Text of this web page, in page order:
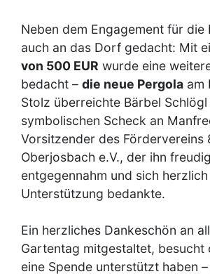
Neben dem Engagement für die
auch an das Dorf gedacht: Mit
von 500 EUR wurde eine
bedacht – die neue Pergola am
Stolz überreichte Bärbel Schlögl
symbolischen Scheck an
Vorsitzender des Fördervereins
Oberjosbach e.V., der ihn freudig
entgegennahm und sich
Unterstützung bedankte.
Ein herzliches Dankeschön an
Gartentag mitgestaltet, besucht
eine Spende unterstützt haben